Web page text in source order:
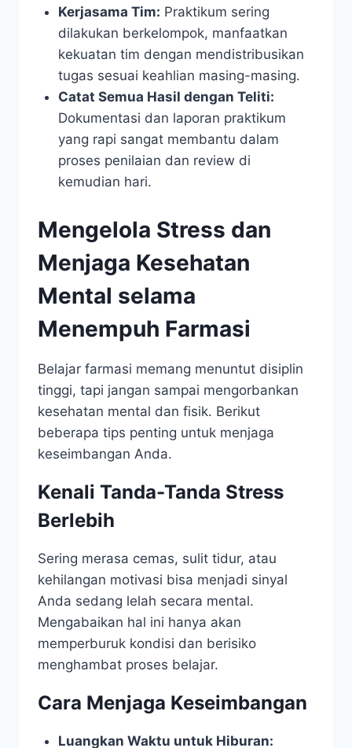
Kerjasama Tim: Praktikum sering
dilakukan berkelompok, manfaatkan
kekuatan tim dengan mendistribusikan
tugas sesuai keahlian masing-masing.
Catat Semua Hasil dengan Teliti:
Dokumentasi dan laporan praktikum
yang rapi sangat membantu dalam
proses penilaian dan review di
kemudian hari.
Mengelola Stress dan
Menjaga Kesehatan
Mental selama
Menempuh Farmasi
Belajar farmasi memang menuntut disiplin
tinggi, tapi jangan sampai mengorbankan
kesehatan mental dan fisik. Berikut
beberapa tips penting untuk menjaga
keseimbangan Anda.
Kenali Tanda-Tanda Stress
Berlebih
Sering merasa cemas, sulit tidur, atau
kehilangan motivasi bisa menjadi sinyal
Anda sedang lelah secara mental.
Mengabaikan hal ini hanya akan
memperburuk kondisi dan berisiko
menghambat proses belajar.
Cara Menjaga Keseimbangan
Luangkan Waktu untuk Hiburan: